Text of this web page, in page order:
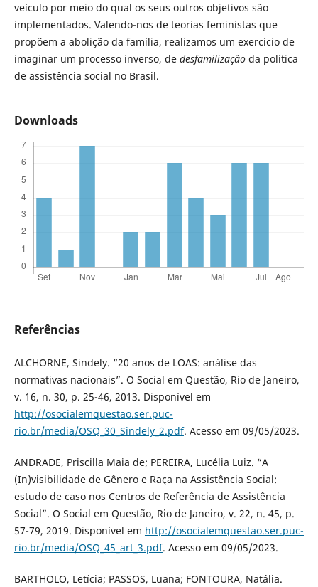
veículo por meio do qual os seus outros objetivos são
implementados. Valendo-nos de teorias feministas que
propõem a abolição da família, realizamos um exercício de
imaginar um processo inverso, de desfamilizaçãoda política
de assistência social no Brasil.
Downloads
Referências
ALCHORNE, Sindely. “20 anos de LOAS: análise das
normativas nacionais”. O Social em Questão, Rio de Janeiro,
v. 16, n. 30, p. 25-46, 2013. Disponível em
http://osocialemquestao.ser.puc-
rio.br/media/OSQ_30_Sindely_2.pdf. Acesso em 09/05/2023.
ANDRADE, Priscilla Maia de; PEREIRA, Lucélia Luiz. “A
(In)visibilidade de Gênero e Raça na Assistência Social:
estudo de caso nos Centros de Referência de Assistência
Social”. O Social em Questão, Rio de Janeiro, v. 22, n. 45, p.
57-79, 2019. Disponível em http://osocialemquestao.ser.puc-
rio.br/media/OSQ_45_art_3.pdf. Acesso em 09/05/2023.
BARTHOLO, Letícia; PASSOS, Luana; FONTOURA, Natália.